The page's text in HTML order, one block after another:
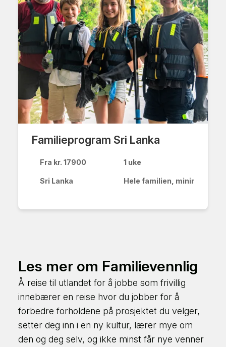
Familieprogram Sri Lanka
Fra kr. 17900 1 uke
Sri Lanka Hele familien, minimum 6 år
Les mer om Familievennlig
Å reise til utlandet for å jobbe som frivillig
innebærer en reise hvor du jobber for å
forbedre forholdene på prosjektet du velger,
setter deg inn i en ny kultur, lærer mye om
den og deg selv, og ikke minst får nye venner